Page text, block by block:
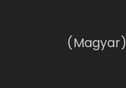
(Magyar)